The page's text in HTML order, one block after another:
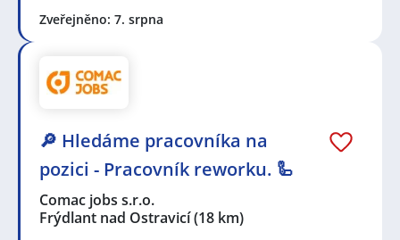
Zveřejněno: 7. srpna
🔎 Hledáme pracovníka na
pozici - Pracovník reworku. 🦾
Comac jobs s.r.o.
Frýdlant nad Ostravicí(18 km)